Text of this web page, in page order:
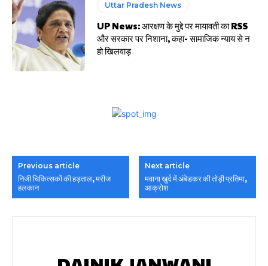
Uttar Pradesh News
UP News: आरक्षण के मुद्दे पर मायावती का RSS
और सरकार पर निशाना, कहा- सामाजिक न्याय से न
हो खिलवाड़
Previous article
निजी चिकित्सकों की हड़ताल, मरीज
हलकान
Next article
मवाना खुर्द में अंबेडकर की तोड़ी प्रतिमा,
आक्रोश